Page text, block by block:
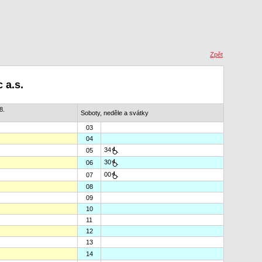
Zpět
a.s.
Soboty, neděle a svátky
03
04
05
34
06
30
07
00
08
09
10
11
12
13
14